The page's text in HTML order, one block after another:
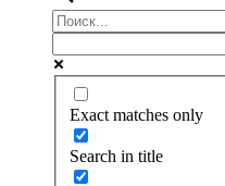
Exact matches only
Search in title